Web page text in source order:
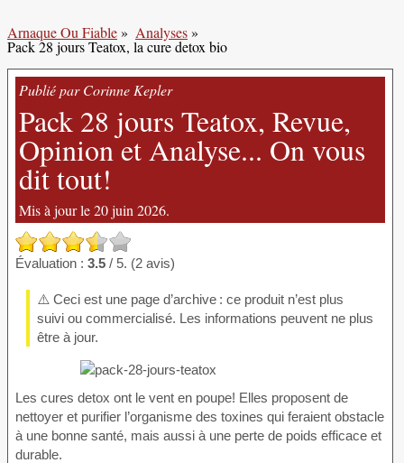
Arnaque Ou Fiable» Analyses»
Pack 28 jours Teatox, la cure detox bio
Publié par Corinne Kepler
Pack 28 jours Teatox, Revue,
Opinion et Analyse... On vous
dit tout!
Mis à jour le 20 juin 2026.
Évaluation : 3.5 / 5. (2 avis)
⚠️ Ceci est une page d’archive : ce produit n’est plus
suivi ou commercialisé. Les informations peuvent ne plus
être à jour.
Les cures detox ont le vent en poupe! Elles proposent de
nettoyer et purifier l’organisme des toxines qui feraient obstacle
à une bonne santé, mais aussi à une perte de poids efficace et
durable.